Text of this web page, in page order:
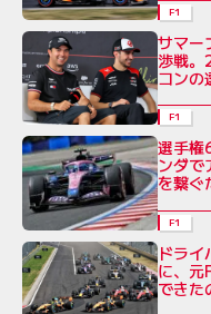
F1
サマー
渉戦。
コンの
F1
選手権
ンダで
を繋ぐ
F1
ドラ
に、元
できた